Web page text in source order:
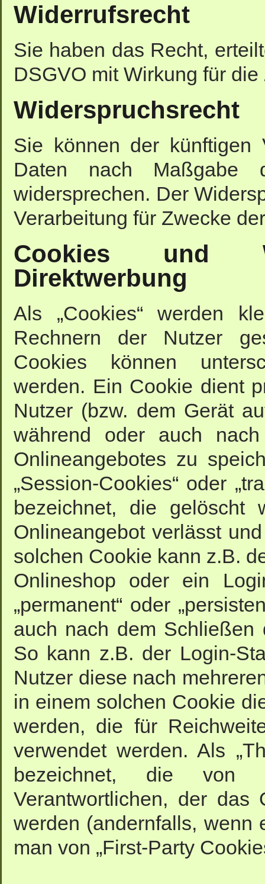
Widerrufsrecht
Sie haben das Recht,
DSGVO mit Wirkung für
Widerspruchsrecht
Sie können der künftigen
Daten nach Maßgabe
widersprechen. Der
Verarbeitung für Zwecke
Cookies und
Direktwerbung
Als „Cookies“ werden
Rechnern der Nutzer
Cookies können
werden. Ein Cookie dient
Nutzer (bzw. dem Gerät
während oder auch
Onlineangebotes zu
„Session-Cookies“ oder
bezeichnet, die gelöscht
Onlineangebot verlässt
solchen Cookie kann z.B.
Onlineshop oder ein
„permanent“ oder
auch nach dem Schließen
So kann z.B. der Login-
Nutzer diese nach
in einem solchen Cookie
werden, die für
verwendet werden. Als
bezeichnet, die von
Verantwortlichen, der das
werden (andernfalls, wenn
man von „First-Party